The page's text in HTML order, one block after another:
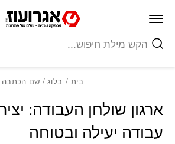
חיפוש
בית / בלוג/ שם הכתבה
ארגון שולחן העבודה:
עבודה יעילה ובטוחה